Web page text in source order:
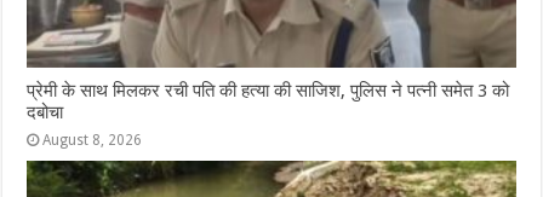
प्रेमी के साथ मिलकर रची पति की हत्या की साजिश, पुलिस ने पत्नी समेत 3 को
दबोचा
August 8, 2026